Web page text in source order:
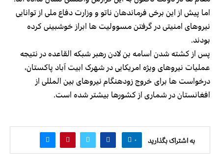
اما پیش از این برخی فرماندهان ناتو و وزارت دفاع ملی از توانایی
نیروهای امنیتی در گرفتن مسوولیت ها ابراز خوشبینی کرده
بودند.
پس از کشته شدن اسامه بن لادن رهبر شبکه القاعده در نتیجه
عملیات نیروهای ویژه امریکایی در شهرک ابیت آباد پاکستان،
درخواست ها برای خروج زودهنگام نیروهای بین المللی از
افغانستان در شماری از کشورها بیشتر شده است.
به اشتراک بگذارید ۰